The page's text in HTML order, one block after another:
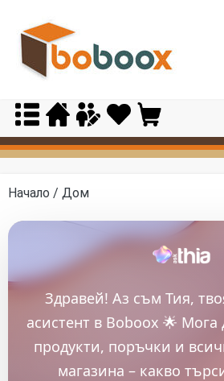
content
Начало / Дом
Здравей! Аз съм Тия,
асистент в Boboox 🌟 Мога
продукти, поръчки и
магазина – какво